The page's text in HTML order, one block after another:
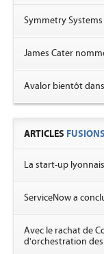
Symmetry
James Cater
Avalor bientôt
ARTICLES
La start-up
ServiceNow a
Avec le rachat de
d'orchestration